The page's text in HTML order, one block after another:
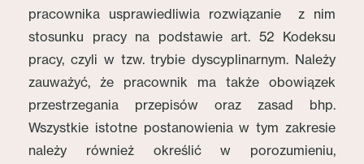
pracownika usprawiedliwia rozwiązanie z nim
stosunku pracy na podstawie art. 52 Kodeksu
pracy, czyli w tzw. trybie dyscyplinarnym. Należy
zauważyć, że pracownik ma także obowiązek
przestrzegania przepisów oraz zasad bhp.
Wszystkie istotne postanowienia w tym zakresie
należy również określić w porozumieniu,